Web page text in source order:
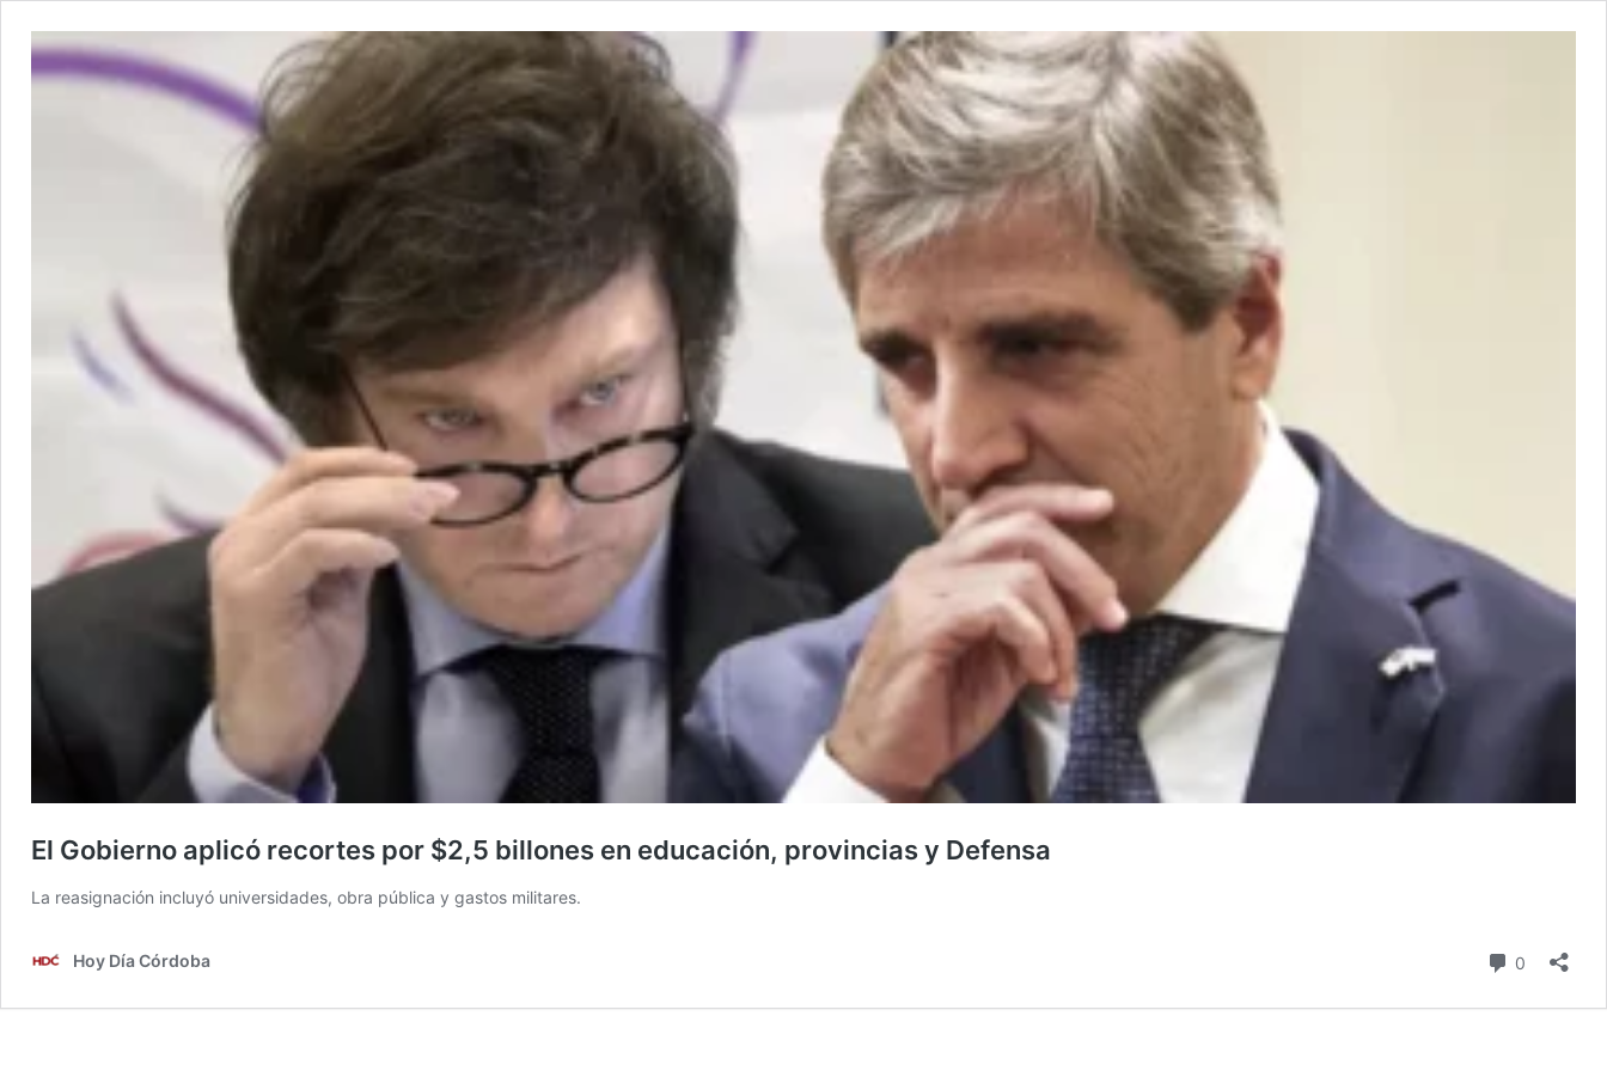
El Gobierno aplicó recortes por $2,5 billones en educación, provincias y Defensa
La reasignación incluyó universidades, obra pública y gastos militares.
Hoy Día Córdoba 0